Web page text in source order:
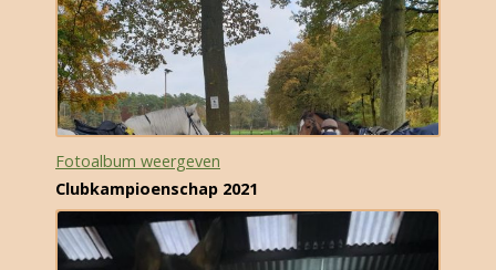
Fotoalbum weergeven
Clubkampioenschap 2021